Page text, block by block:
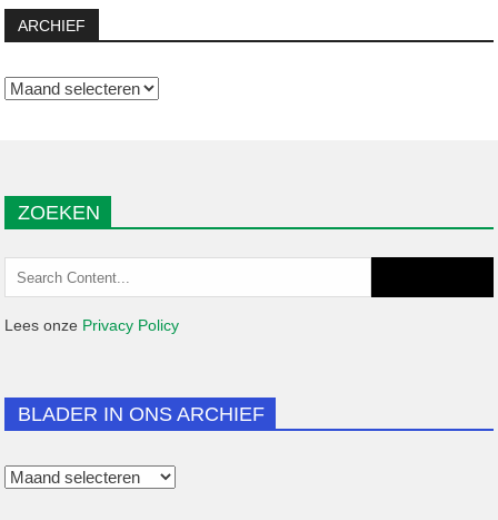
ARCHIEF
Archief
ZOEKEN
Lees onze Privacy Policy
BLADER IN ONS ARCHIEF
Blader